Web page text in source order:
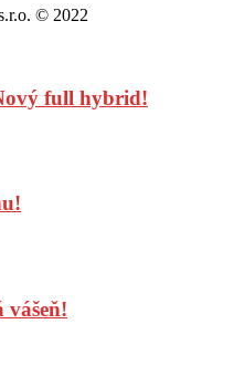
© 2022
full hybrid!
vášeň!